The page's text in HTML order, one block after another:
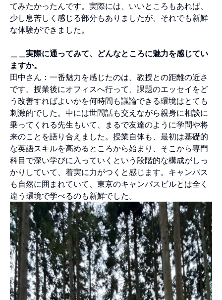
てみたかったんです。実際には、いいところもあれば、
少し息苦しく感じる部分もありましたが、それでも新鮮
な体験ができました。
＿＿実際に通ってみて、どんなところに魅力を感じてい
ますか。
田中さん：一番魅力を感じたのは、教授との距離の近さ
です。授業後にオフィスへ行って、課題のエッセイをど
う改善すればよいかを何時間も議論できる環境はとても
刺激的でした。中には世間話も交えながら親身に相談に
乗ってくれる先生もいて、まるで友達のように学問や将
来のことを語り合えました。授業自体も、最初は基礎的
な英語スキルを高めるところから始まり、そこから専門
科目で深い学びに入っていくという段階的な構成がしっ
かりしていて、着実に力がつくと感じます。キャンパス
も自然に囲まれていて、東京のキャンパスビルとは全く
違う環境で学べるのも新鮮でした。